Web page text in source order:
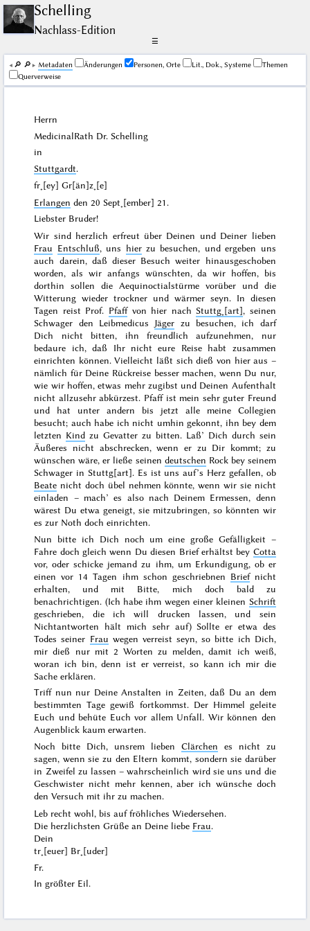
Schelling
Nachlass-Edition
☰
🔎︎ 🔎︎ Me­ta­da­ten Änderungen Personen, Orte Lit., Dok., Systeme
Themen
Querverweise
Herrn
MedicinalRath Dr. Schelling
in
Stuttgardt.
fr˖[ey] Gr[än]z˖[e]
Erlangen den 20 Sept˖[ember] 21 .
Liebster Bruder!
Wir sind herzlich erfreut über Deinen und Deiner lieben
Frau Entschluß, uns hierzu besuchen, und ergeben uns
auch darein, daß dieser Besuch weiter hinausgeschoben
worden, als wir anfangs wünschten, da wir hoffen, bis
dorthin sollen die Aequinoctialstürme vorüber und die
Witterung wieder trockner und wärmer seyn. In diesen
Tagen reist Prof. Pfaffvon hier nach Stuttg˖[art], seinen
Schwager den Leibmedicus Jäger zu besuchen, ich darf
Dich nicht bitten, ihn freundlich aufzunehmen, nur
bedaure ich, daß Ihr nicht eure Reise habt zusammen
einrichten können. Vielleicht läßt sich dieß von hier aus –
nämlich für Deine Rückreise besser machen, wenn Du nur,
wie wir hoffen, etwas mehr zugibst und Deinen Aufenthalt
nicht allzusehr abkürzest. Pfaff ist mein sehr guter Freund
und hat unter andern bis jetzt alle meine Collegien
besucht; auch habe ich nicht umhin gekonnt, ihn bey dem
letzten Kind zu Gevatter zu bitten. Laß’ Dich durch sein
Äußeres nicht abschrecken, wenn er zu Dir kommt; zu
wünschen wäre, er ließe seinen deutschen Rock bey seinem
Schwager in Stuttg[art]. Es ist uns auf’s Herz gefallen, ob
Beate nicht doch übel nehmen könnte, wenn wir sie nicht
einladen – mach’ es also nach Deinem Ermessen, denn
wärest Du etwa geneigt, sie mitzubringen, so könnten wir
es zur Noth doch einrichten.
Nun bitte ich Dich noch um eine große Gefälligkeit –
Fahre doch gleich wenn Du diesen Brief erhältst bey Cotta
vor, oder schicke jemand zu ihm, um Erkundigung, ob er
einen vor 14 Tagen ihm schon geschriebnen Briefnicht
erhalten, und mit Bitte, mich doch bald zu
benachrichtigen. (Ich habe ihm wegen einer kleinen Schrift
geschrieben, die ich will drucken lassen, und sein
Nichtantworten hält mich sehr auf) Sollte er etwa des
Todes seiner Frau wegen verreist seyn, so bitte ich Dich,
mir dieß nur mit 2 Worten zu melden, damit ich weiß,
woran ich bin, denn ist er verreist, so kann ich mir die
Sache erklären.
Triff nun nur Deine Anstalten in Zeiten, daß Du an dem
bestimmten Tagegewiß fortkommst. Der Himmel geleite
Euch und behüte Euch vor allem Unfall. Wir können den
Augenblick kaum erwarten.
Noch bitte Dich, unsrem lieben Clärchen es nicht zu
sagen, wenn sie zu den Eltern kommt, sondern sie darüber
in Zweifel zu lassen – wahrscheinlich wird sie uns und die
Geschwister nicht mehr kennen, aber ich wünsche doch
den Versuch mit ihr zu machen.
Leb recht wohl, bis auf fröhliches Wiedersehen.
Die herzlichsten Grüße an Deine liebe Frau.
Dein
tr˖[euer] Br˖[uder]
Fr.
In größter Eil.